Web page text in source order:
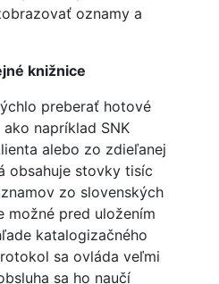
oznamy a
knižnice
preberať hotové
napríklad SNK
alebo zo zdieľanej
obsahuje stovky tisíc
zo slovenských
možné pred uložením
katalogizačného
sa ovláda veľmi
sa ho naučí